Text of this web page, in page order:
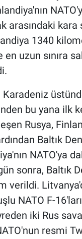
arasındaki kara
1340
en uzun sınıra
Karadeniz
bu yana ilk
Rusya,
Baltık
NATO'ya
sonra, Baltık
verildi.
NATO F-
iki Rus
resmi